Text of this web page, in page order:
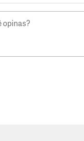
es, sin discusión,
consecuencia
alcalde de Pisco.
aún tiene la
y de decencia. Los